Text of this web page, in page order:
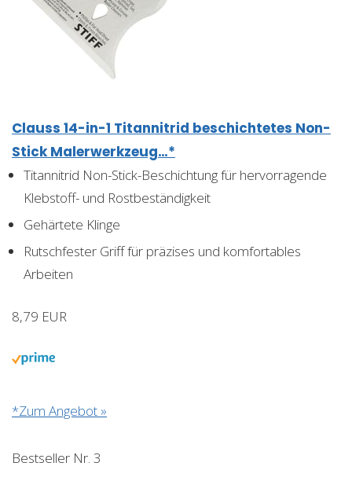
Clauss 14-in-1 Titannitrid beschichtetes Non-
Stick Malerwerkzeug…*
Titannitrid Non-Stick-Beschichtung für hervorragende
Klebstoff- und Rostbeständigkeit
Gehärtete Klinge
Rutschfester Griff für präzises und komfortables
Arbeiten
8,79 EUR
*Zum Angebot »
Bestseller Nr. 3